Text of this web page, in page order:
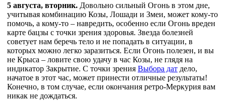
5 августа, вторник. Довольно сильный Огонь в этом дне,
учитывая комбинацию Козы, Лошади и Змеи, может кому-то
помочь, а кому-то – навредить, особенно если Огонь вреден
карте бацзы с точки зрения здоровья. Звезда болезней
советует нам беречь тело и не попадать в ситуации, в
которых можно легко заразиться. Если Огонь полезен, и вы
не Крыса – ловите свою удачу в час Козы, не глядя на
индикатор Закрытие. С точки зрения Выбора дат дело,
начатое в этот час, может принести отличные результаты!
Конечно, в том случае, если окончания ретро-Меркурия вам
никак не дождаться.